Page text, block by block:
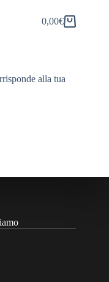
Carrello
0,00€
alla tua